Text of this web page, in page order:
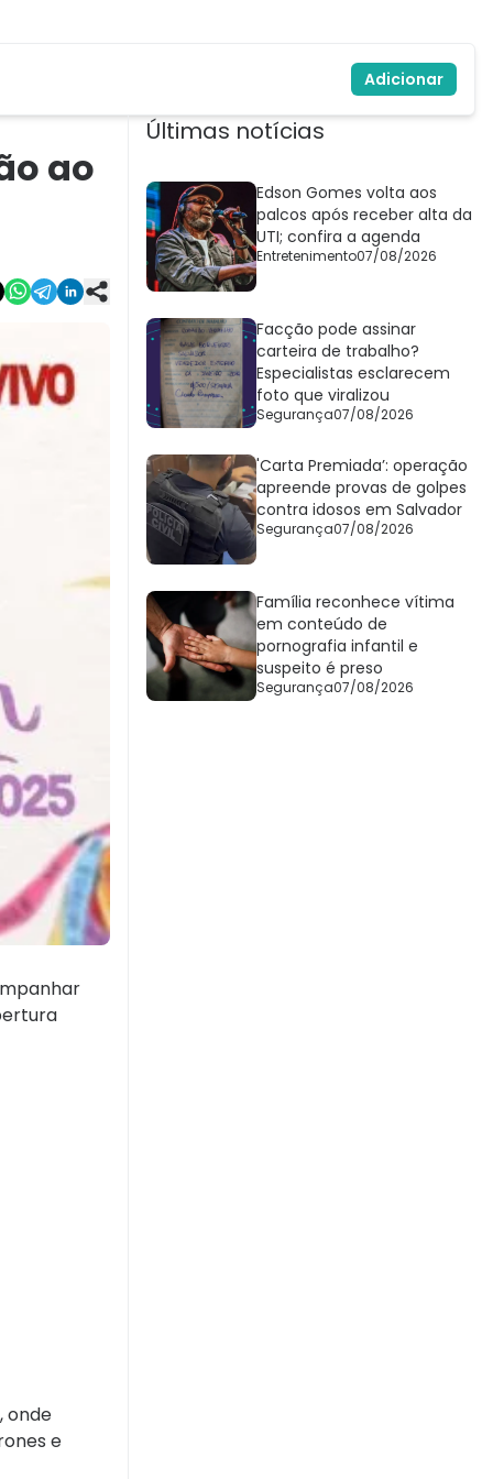
Adicionar
ao
onde
e
Últimas notícias
Edson Gomes volta aos
palcos após receber alta da
UTI; confira a agenda
Entretenimento07/08/2026
Facção pode assinar
carteira de trabalho?
Especialistas esclarecem
foto que viralizou
Segurança07/08/2026
'Carta Premiada’: operação
apreende provas de golpes
contra idosos em Salvador
Segurança07/08/2026
Família reconhece vítima
em conteúdo de
pornografia infantil e
suspeito é preso
Segurança07/08/2026